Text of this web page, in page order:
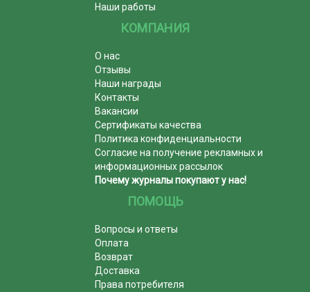
Наши работы
КОМПАНИЯ
О нас
Отзывы
Наши награды
Контакты
Вакансии
Сертификаты качества
Политика конфиденциальности
Согласие на получение рекламных и
информационных рассылок
Почему журналы покупают у нас!
ПОМОЩЬ
Вопросы и ответы
Оплата
Возврат
Доставка
Права потребителя